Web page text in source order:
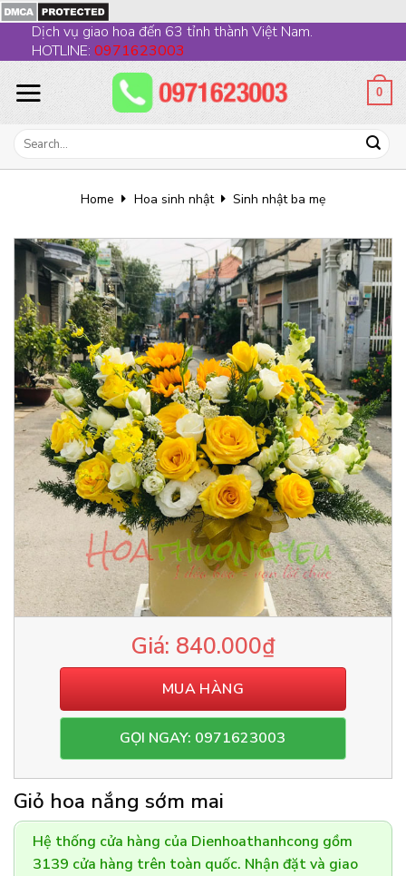
to
content
Dịch vụ giao hoa đến 63 tỉnh thành Việt Nam.
HOTLINE: 0971623003
0
Search
Home Hoa sinh nhật Sinh nhật ba mẹ
840.000₫
MUA HÀNG
GỌI NGAY: 0971623003
Giỏ hoa nắng sớm mai
Hệ thống cửa hàng của Dienhoathanhcong gồm
3139 cửa hàng trên toàn quốc. Nhận đặt và giao